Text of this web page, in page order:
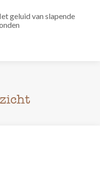
geluid van slapende